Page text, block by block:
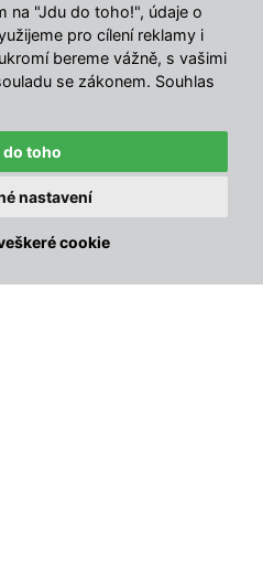
na "Jdu do toho!", údaje o
pro cílení reklamy i
bereme vážně, s vašimi
se zákonem. Souhlas
do toho
nastavení
cookie
pro celoroční využití
pro snadné použití
2 h
černý ratan / šedé